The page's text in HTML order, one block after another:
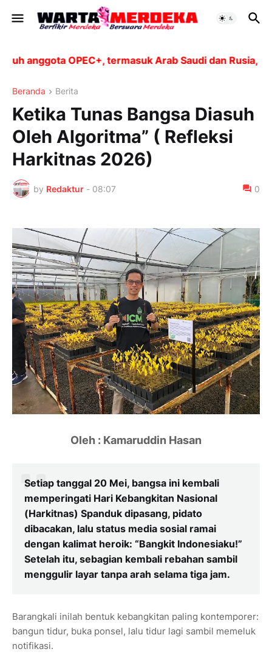
OPEC+, termasuk Arab Saudi dan Rusia, akan
Beranda Berita
Ketika Tunas Bangsa Diasuh
Oleh Algoritma” ( Refleksi
Harkitnas 2026)
by Redaktur - 08:07 0
Oleh : Kamaruddin Hasan
Setiap tanggal 20 Mei, bangsa ini kembali
memperingati Hari Kebangkitan Nasional
(Harkitnas) Spanduk dipasang, pidato
dibacakan, lalu status media sosial ramai
dengan kalimat heroik: “Bangkit Indonesiaku!”
Setelah itu, sebagian kembali rebahan sambil
menggulir layar tanpa arah selama tiga jam.
Barangkali inilah bentuk kebangkitan paling kontemporer:
bangun tidur, buka ponsel, lalu tidur lagi sambil memeluk
notifikasi.